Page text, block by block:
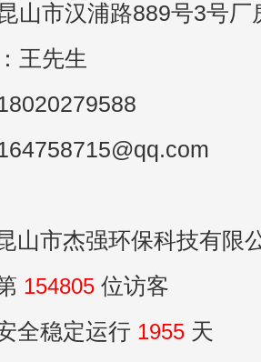
山市汉浦路889号3号厂
王先生
山市杰强环保科技有限
154805 位访客
全稳定运行 1955 天